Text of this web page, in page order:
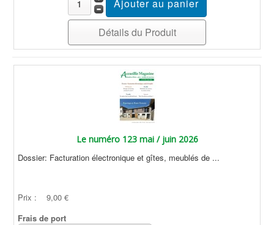
Détails du Produit
Le numéro 123 mai / juin 2026
Dossier: Facturation électronique et gîtes, meublés de ...
Prix :
9,00 €
Frais de port